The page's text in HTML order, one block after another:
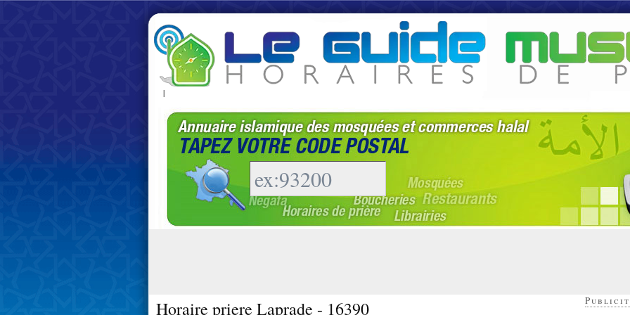
|
Horaire priere Laprade - 16390